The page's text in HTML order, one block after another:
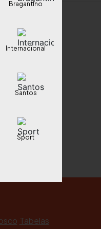
Bragantino
Internacional
Santos
Sport
Tabelas